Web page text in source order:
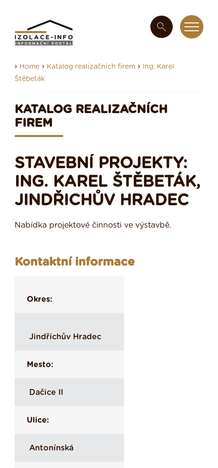
› Home › Katalog realizačních firem ›
Ing. Karel
Štěbeták
KATALOG REALIZAČNÍCH
FIREM
STAVEBNÍ PROJEKTY:
ING. KAREL ŠTĚBETÁK,
JINDŘICHŮV HRADEC
Nabídka projektové činnosti ve výstavbě.
Kontaktní informace
Okres:
Jindřichův Hradec
Mesto:
Dačice II
Ulice:
Antonínská